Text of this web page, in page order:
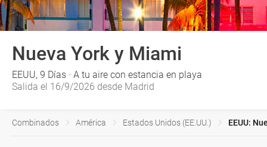
Nueva York y Miami
EEUU, 9 Días · A tu aire con estancia en playa
Salida el 16/9/2026 desde Madrid
Combinados América Estados Unidos (EE.UU.) EEUU: